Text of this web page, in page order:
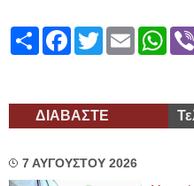
ShareFacebook
TwitterEmail
ΔΙΑΒΑΣΤΕ
7 ΑΥΓΟΥΣΤΟΥ 2026